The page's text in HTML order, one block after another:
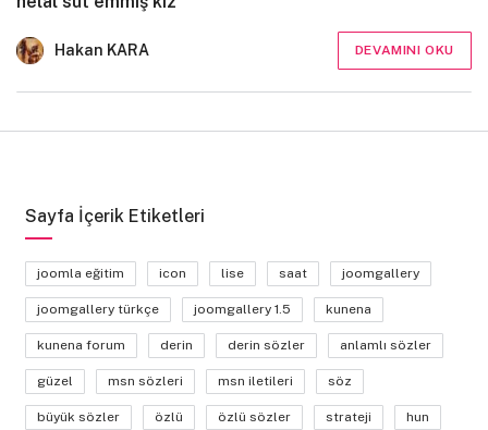
Hakan KARA DEVAMINI OKU
Sayfa İçerik Etiketleri
joomla eğitim icon lise saat joomgallery
joomgallery türkçe joomgallery 1.5 kunena
kunena forum derin derin sözler anlamlı sözler
güzel msn sözleri msn iletileri söz
büyük sözler özlü özlü sözler strateji hun